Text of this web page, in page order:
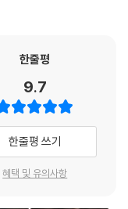
잡아도 ‘실제 성과’는
쉽지 않으니 그때는 피
가지 있는데, 사실 우
각보다 꽤 길다는 거
는 방식으로 목표를 세
그리고 무엇이 그들을
신 ‘어떻게 하면 의지
한 명쾌한 해답을 내놓
되며 아마존 베스트셀러
비즈니스 매체들은 이
한줄평
9.7
한줄평 쓰기
혜택 및 유의사항